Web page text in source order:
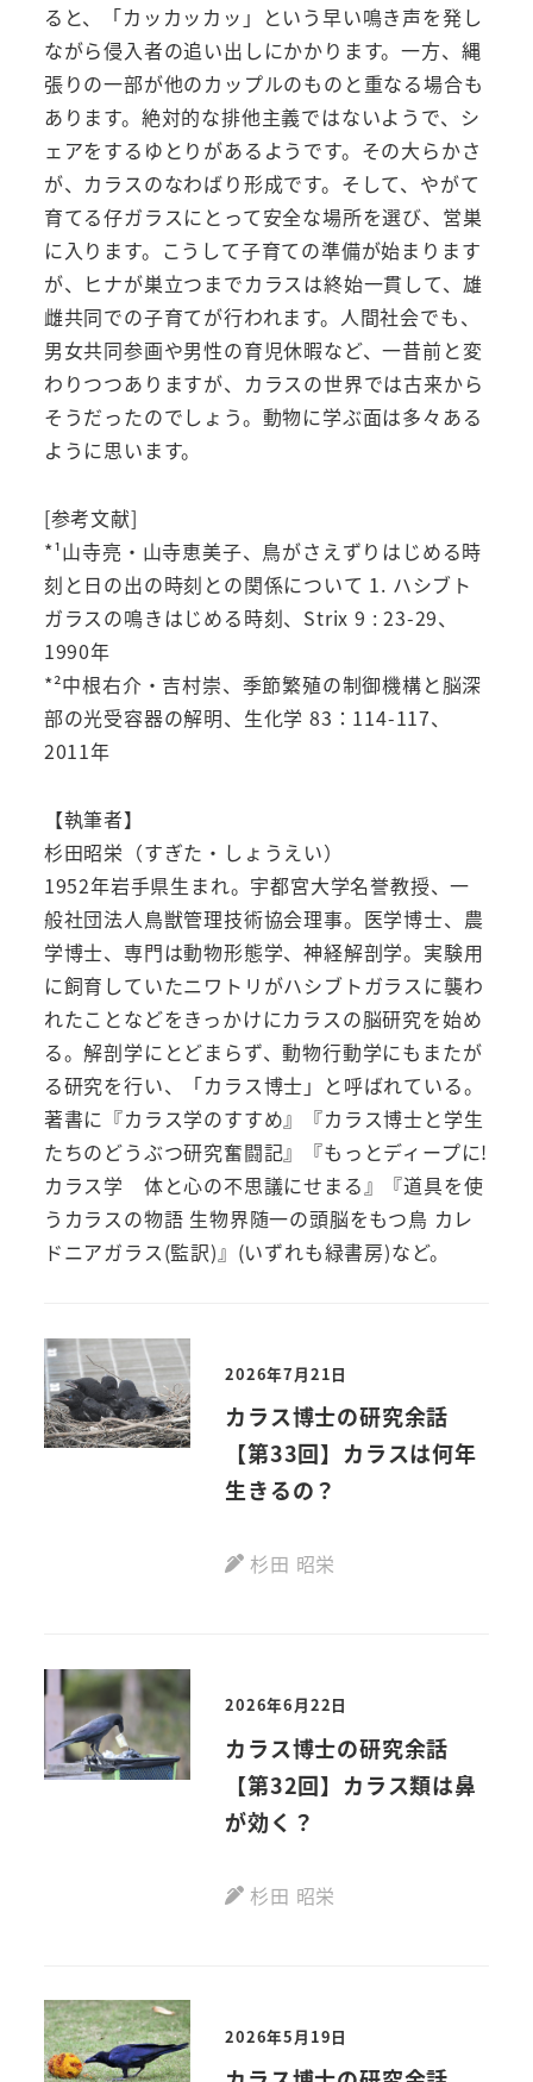
ると、「カッカッカッ」という早い鳴き声を発し
ながら侵入者の追い出しにかかります。一方、縄
張りの一部が他のカップルのものと重なる場合も
あります。絶対的な排他主義ではないようで、シ
ェアをするゆとりがあるようです。その大らかさ
が、カラスのなわばり形成です。そして、やがて
育てる仔ガラスにとって安全な場所を選び、営巣
に入ります。こうして子育ての準備が始まります
が、ヒナが巣立つまでカラスは終始一貫して、雄
雌共同での子育てが行われます。人間社会でも、
男女共同参画や男性の育児休暇など、一昔前と変
わりつつありますが、カラスの世界では古来から
そうだったのでしょう。動物に学ぶ面は多々ある
ように思います。
[参考文献]
*¹山寺亮・山寺恵美子、鳥がさえずりはじめる時
刻と日の出の時刻との関係について 1. ハシブト
ガラスの鳴きはじめる時刻、Strix 9 : 23-29、
1990年
*²中根右介・吉村崇、季節繁殖の制御機構と脳深
部の光受容器の解明、生化学 83：114-117、
2011年
【執筆者】
杉田昭栄（すぎた・しょうえい）
1952年岩手県生まれ。宇都宮大学名誉教授、一
般社団法人鳥獣管理技術協会理事。医学博士、農
学博士、専門は動物形態学、神経解剖学。実験用
に飼育していたニワトリがハシブトガラスに襲わ
れたことなどをきっかけにカラスの脳研究を始め
る。解剖学にとどまらず、動物行動学にもまたが
る研究を行い、「カラス博士」と呼ばれている。
著書に『カラス学のすすめ』『カラス博士と学生
たちのどうぶつ研究奮闘記』『もっとディープに!
カラス学 体と心の不思議にせまる』『道具を使
うカラスの物語 生物界随一の頭脳をもつ鳥 カレ
ドニアガラス(監訳)』(いずれも緑書房)など。
2026年7月21日
カラス博士の研究余話
【第33回】カラスは何年
生きるの？
杉田 昭栄
2026年6月22日
カラス博士の研究余話
【第32回】カラス類は鼻
が効く？
杉田 昭栄
2026年5月19日